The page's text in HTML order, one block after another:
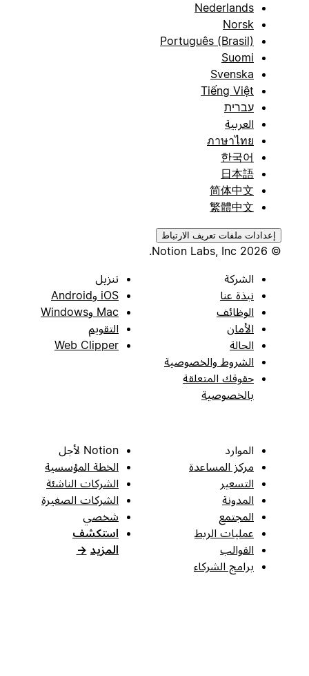
Nederlands
Norsk
Português (Brasil)
Suomi
Svenska
Tiếng Việt
עברית
العربية
ภาษาไทย
한국어
日本語
简体中文
繁體中文
إعدادات ملفات تعريف الارتباط
الشركة
نبذة عنا
الوظائف
الأمان
الحالة
الشروط والخصوصية
حقوقك المتعلقة
بالخصوصية
تنزيل
iOS وAndroid
Mac وWindows
التقويم
Web Clipper
الموارد
مركز المساعدة
التسعير
المدونة
المجتمع
عمليات الربط
القوالب
برامج الشركاء
Notion لأجل
الخطة المؤسسية
الشركات الناشئة
الشركات الصغيرة
شخصي
استكشف
المزيد →